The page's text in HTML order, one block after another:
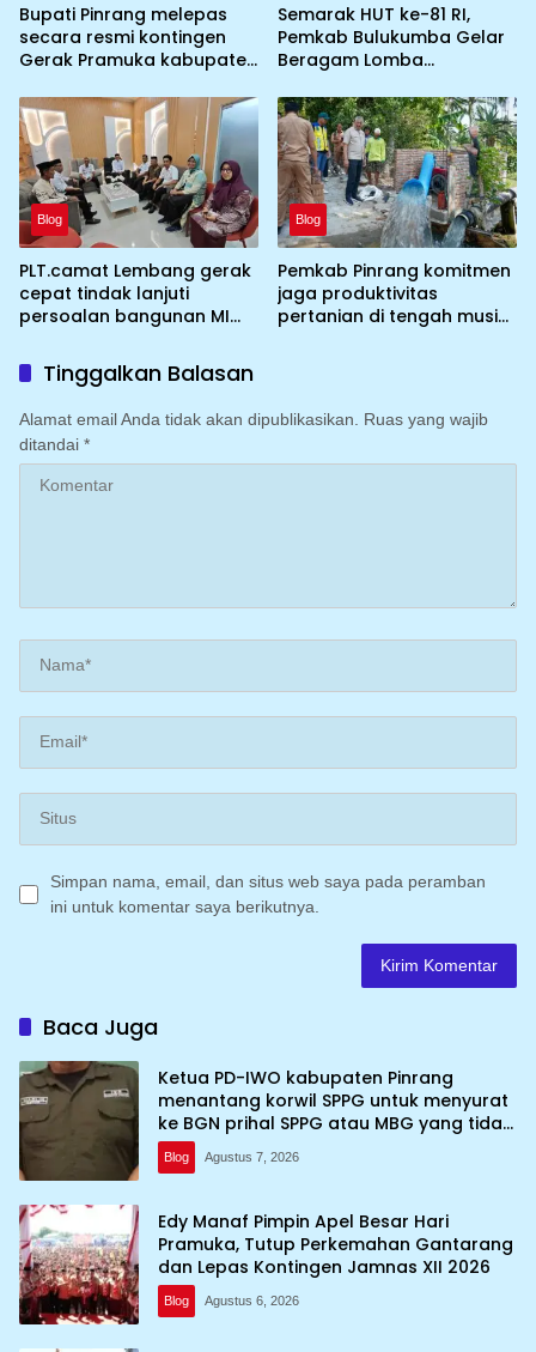
Bupati Pinrang melepas
secara resmi kontingen
Gerak Pramuka kabupaten
Nasional ke XII kebumi
perkemahan Cibubur
Semarak HUT ke-81 RI,
Pemkab Bulukumba Gelar
Beragam Lomba
Olahraga
Blog
PLT.camat Lembang gerak
cepat tindak lanjuti
persoalan bangunan MI
Blog
Pemkab Pinrang komitmen
jaga produktivitas
pertanian di tengah musim
Tinggalkan Balasan
Alamat email Anda tidak akan dipublikasikan.
Ruas yang wajib
ditandai *
Simpan nama, email, dan situs web saya pada peramban
ini untuk komentar saya berikutnya.
Baca Juga
Ketua PD-IWO kabupaten Pinrang
menantang korwil SPPG untuk menyurat
ke BGN prihal SPPG atau MBG yang tidak
memenuhi syarat standar dan
persyaratan teknis
Blog Agustus 7, 2026
Edy Manaf Pimpin Apel Besar Hari
Pramuka, Tutup Perkemahan Gantarang
dan Lepas Kontingen Jamnas XII 2026
Blog Agustus 6, 2026